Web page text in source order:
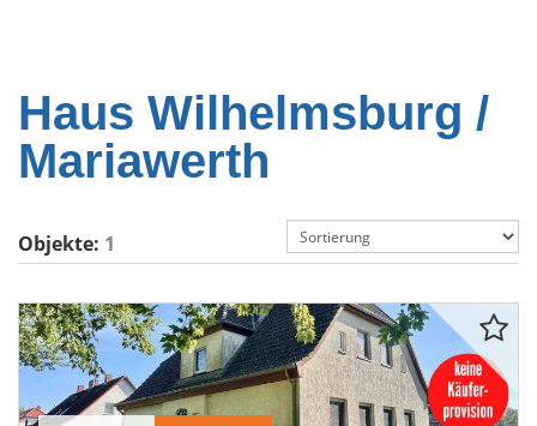
Haus Wilhelmsburg /
Mariawerth
Objekte: 1